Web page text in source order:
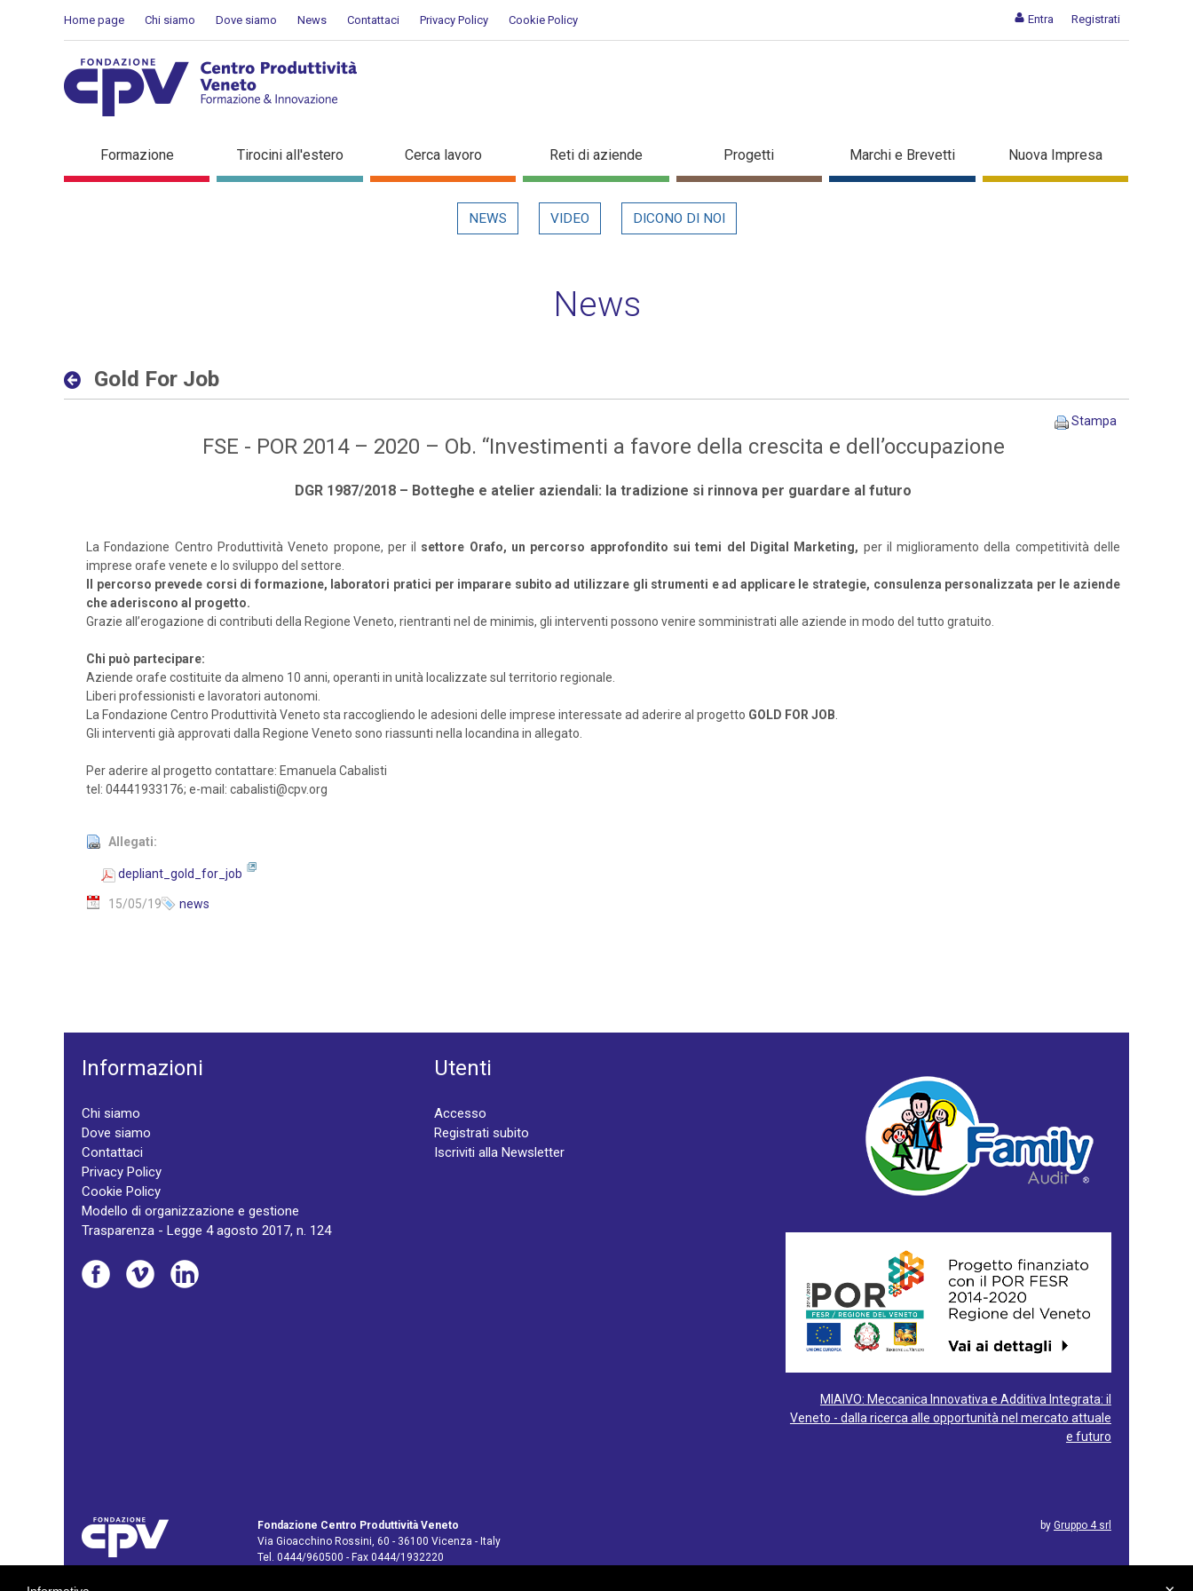
Entra Registrati
Home page Chi siamo Dove siamo News Contattaci Privacy Policy Cookie Policy
Gold For Job - Dettaglio in evidenza
Formazione Tirocini all'estero Cerca lavoro Reti di aziende Progetti Marchi e Brevetti Nuova Impresa
NEWS VIDEO DICONO DI NOI
News
Gold For Job
Stampa
FSE - POR 2014 – 2020 – Ob. “Investimenti a favore della crescita e dell’occupazione
DGR 1987/2018 – Botteghe e atelier aziendali: la tradizione si rinnova per guardare al futuro
La Fondazione Centro Produttività Veneto propone, per il settore Orafo, un percorso approfondito sui temi del Digital Marketing, per il miglioramento della competitività delle
imprese orafe venete e lo sviluppo del settore.
Il percorso prevede corsi di formazione, laboratori pratici per imparare subito ad utilizzare gli strumenti e ad applicare le strategie, consulenza personalizzata per le aziende
che aderiscono al progetto.
Grazie all’erogazione di contributi della Regione Veneto, rientranti nel de minimis, gli interventi possono venire somministrati alle aziende in modo del tutto gratuito.
Chi può partecipare:
Aziende orafe costituite da almeno 10 anni, operanti in unità localizzate sul territorio regionale.
Liberi professionisti e lavoratori autonomi.
La Fondazione Centro Produttività Veneto sta raccogliendo le adesioni delle imprese interessate ad aderire al progetto GOLD FOR JOB.
Gli interventi già approvati dalla Regione Veneto sono riassunti nella locandina in allegato.
Per aderire al progetto contattare: Emanuela Cabalisti
tel: 04441933176; e-mail: cabalisti@cpv.org
Allegati:
depliant_gold_for_job
15/05/19 news
Informazioni
Chi siamo
Dove siamo
Contattaci
Privacy Policy
Cookie Policy
Modello di organizzazione e gestione
Trasparenza - Legge 4 agosto 2017, n. 124
Utenti
Accesso
Registrati subito
Iscriviti alla Newsletter
MIAIVO: Meccanica Innovativa e Additiva Integrata: il
Veneto - dalla ricerca alle opportunità nel mercato attuale
e futuro
Fondazione Centro Produttività Veneto
Via Gioacchino Rossini, 60 - 36100 Vicenza - Italy
Tel. 0444/960500 - Fax 0444/1932220
by Gruppo 4 srl